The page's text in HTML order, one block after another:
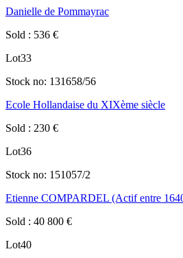
Danielle de Pommayrac
Sold : 536 €
Lot33
Stock no: 131658/56
Ecole Hollandaise du XIXème siècle
Sold : 230 €
Lot36
Stock no: 151057/2
Etienne COMPARDEL (Actif entre
Sold : 40 800 €
Lot40